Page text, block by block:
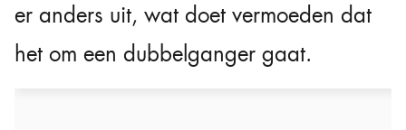
er anders uit, wat doet vermoeden dat
het om een dubbelganger gaat.